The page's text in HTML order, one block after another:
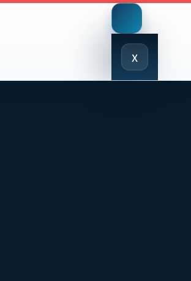
x
Close
Menu